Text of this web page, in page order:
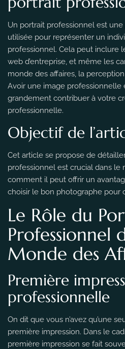
Un portrait professionnel est
utilisée pour représenter un
professionnel. Cela peut inclure
web d’entreprise, et même les
monde des affaires, la
Avoir une image professionnelle
grandement contribuer à votre
professionnelle.
Objectif de
Cet article se propose de
professionnel est crucial dans le
comment il peut offrir un
choisir le bon photographe pour
Le Rôle du
Professionnel
Monde des
Première
professionnelle
On dit que vous n’avez qu’une
première impression. Dans le
première impression se fait